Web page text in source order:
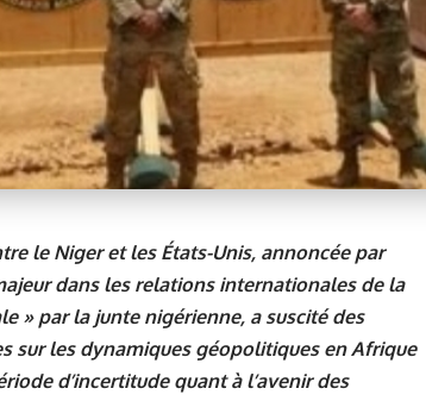
le Niger et les États-Unis, annoncée par
dans les relations internationales de la
» par la junte nigérienne, a suscité des
sur les dynamiques géopolitiques en Afrique
d’incertitude quant à l’avenir des